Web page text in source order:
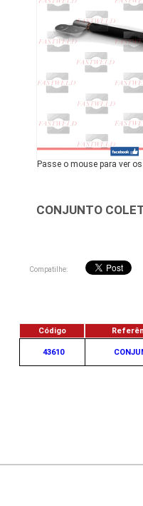
Passe o mouse para ver
CONJUNTO
Compatilhe:
Código
43610